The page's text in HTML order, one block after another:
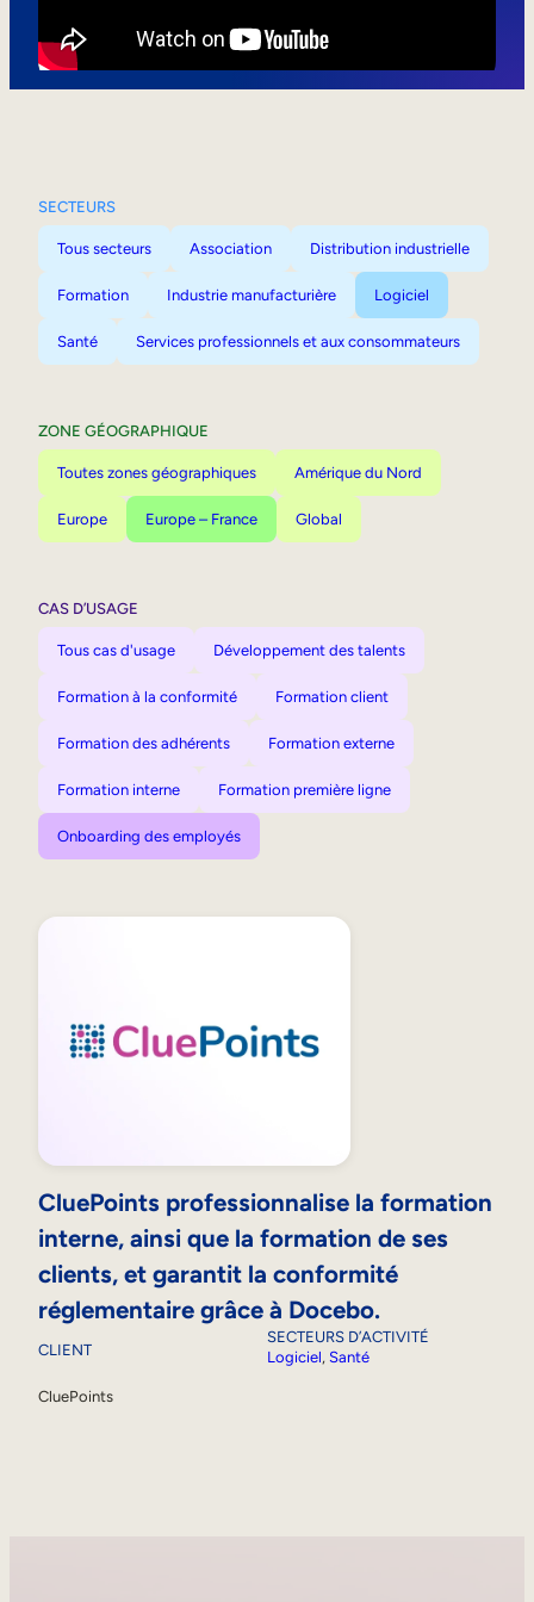
SECTEURS
Tous secteurs Association Distribution industrielle
Formation Industrie manufacturière Logiciel
Santé Services professionnels et aux consommateurs
ZONE GÉOGRAPHIQUE
Toutes zones géographiques Amérique du Nord
Europe Europe – France Global
CAS D’USAGE
Tous cas d'usage Développement des talents
Formation à la conformité Formation client
Formation des adhérents Formation externe
Formation interne Formation première ligne
Onboarding des employés
CluePoints professionnalise la formation
interne, ainsi que la formation de ses
clients, et garantit la conformité
réglementaire grâce à Docebo.
CLIENT
CluePoints
SECTEURS D’ACTIVITÉ
Logiciel, Santé